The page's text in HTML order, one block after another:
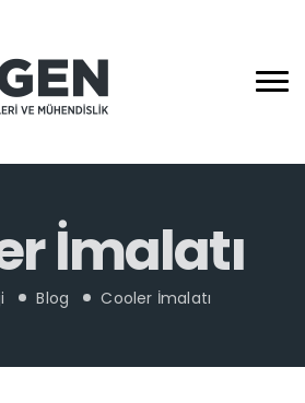
İmalatı
Blog Cooler İmalatı